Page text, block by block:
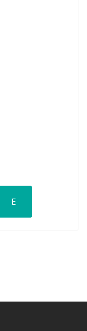
E